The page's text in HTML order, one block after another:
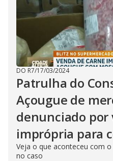
DO R7/17/03/2024
Patrulha do
Açougue de
denunciado por
imprópria para
Veja o que aconteceu com
no caso